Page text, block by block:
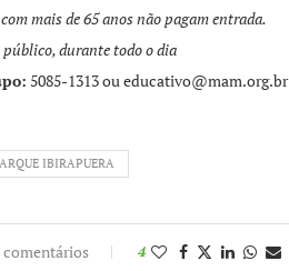
mais de 65 anos não pagam entrada.
público, durante todo o dia
5085-1313 ou educativo@mam.org.br
IBIRAPUERA
comentários 4